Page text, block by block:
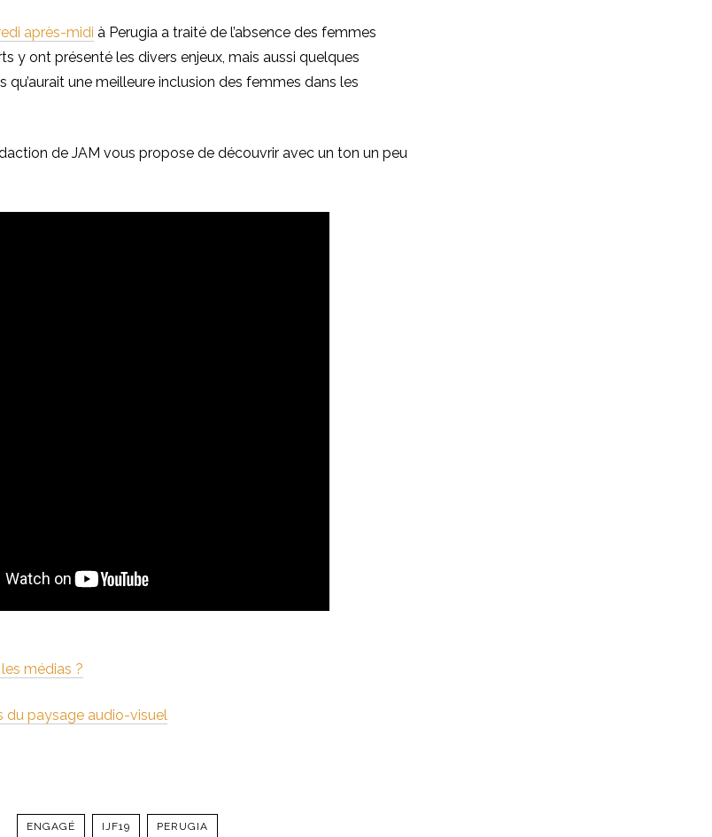
après-midi à Perugia a traité de l’absence des femmes
y ont présenté les divers enjeux, mais aussi quelques
qu’aurait une meilleure inclusion des femmes dans les
de JAM vous propose de découvrir avec un ton un peu
médias ?
du paysage audio-visuel
ENGAGÉ IJF19 PERUGIA